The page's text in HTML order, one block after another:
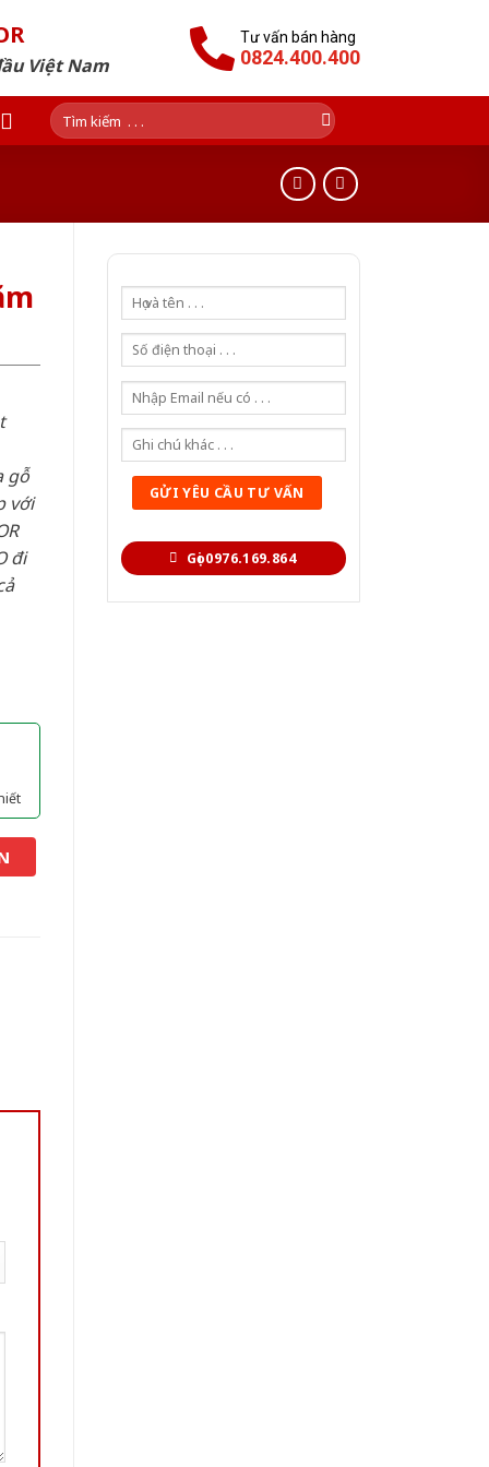
Việt Nam
Tư vấn bán hàng
0824.400.400
Tìm
kiếm:
Gọi 0976.169.864
gỗ
với
đi